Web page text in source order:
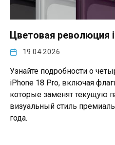
Цветовая революция
19.04.2026
Узнайте подробности о
iPhone 18 Pro, включая
которые заменят текущую
визуальный стиль
года.